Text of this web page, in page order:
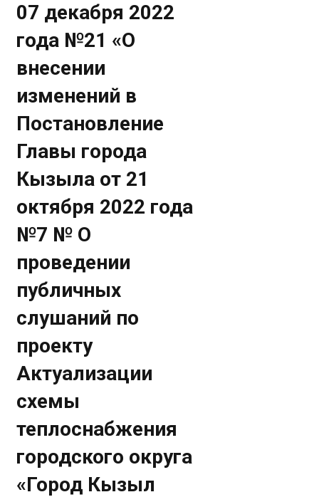
07 декабря 2022
года №21 «О
внесении
изменений в
Постановление
Главы города
Кызыла от 21
октября 2022 года
№7 № О
проведении
публичных
слушаний по
проекту
Актуализации
схемы
теплоснабжения
городского округа
«Город Кызыл